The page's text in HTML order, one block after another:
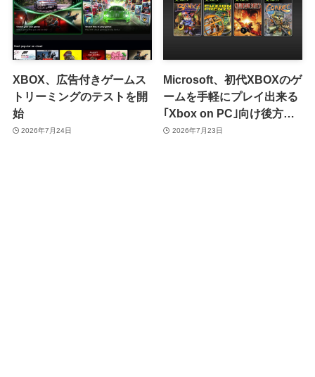
XBOX、広告付きゲームス
トリーミングのテストを開
始
2026年7月24日
Microsoft、初代XBOXのゲ
ームを手軽にプレイ出来る
｢Xbox on PC｣向け後方互
換性機能を発表
2026年7月23日